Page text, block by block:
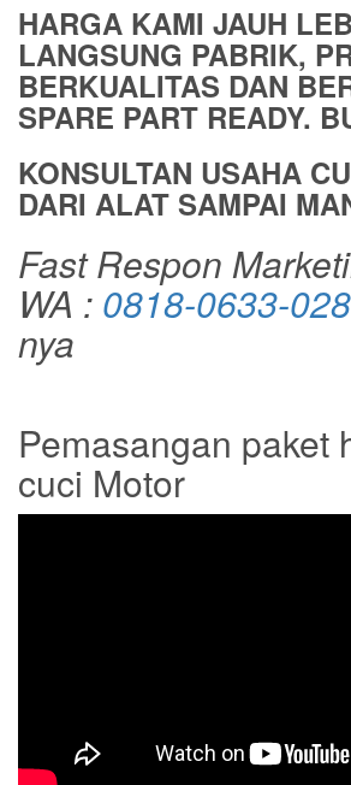
HARGA KAMI JAUH
LANGSUNG PABRIK,
BERKUALITAS DAN
SPARE PART READY.
KONSULTAN USAHA
DARI ALAT SAMPAI
Fast Respon
WA : 0818-0633-
nya
Pemasangan paket
cuci Motor